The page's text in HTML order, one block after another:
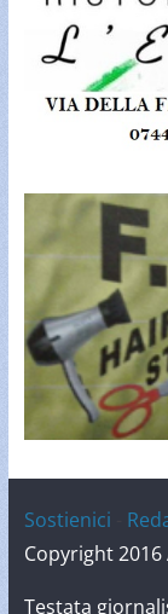
Sostienici
Copyright 2016
Testata